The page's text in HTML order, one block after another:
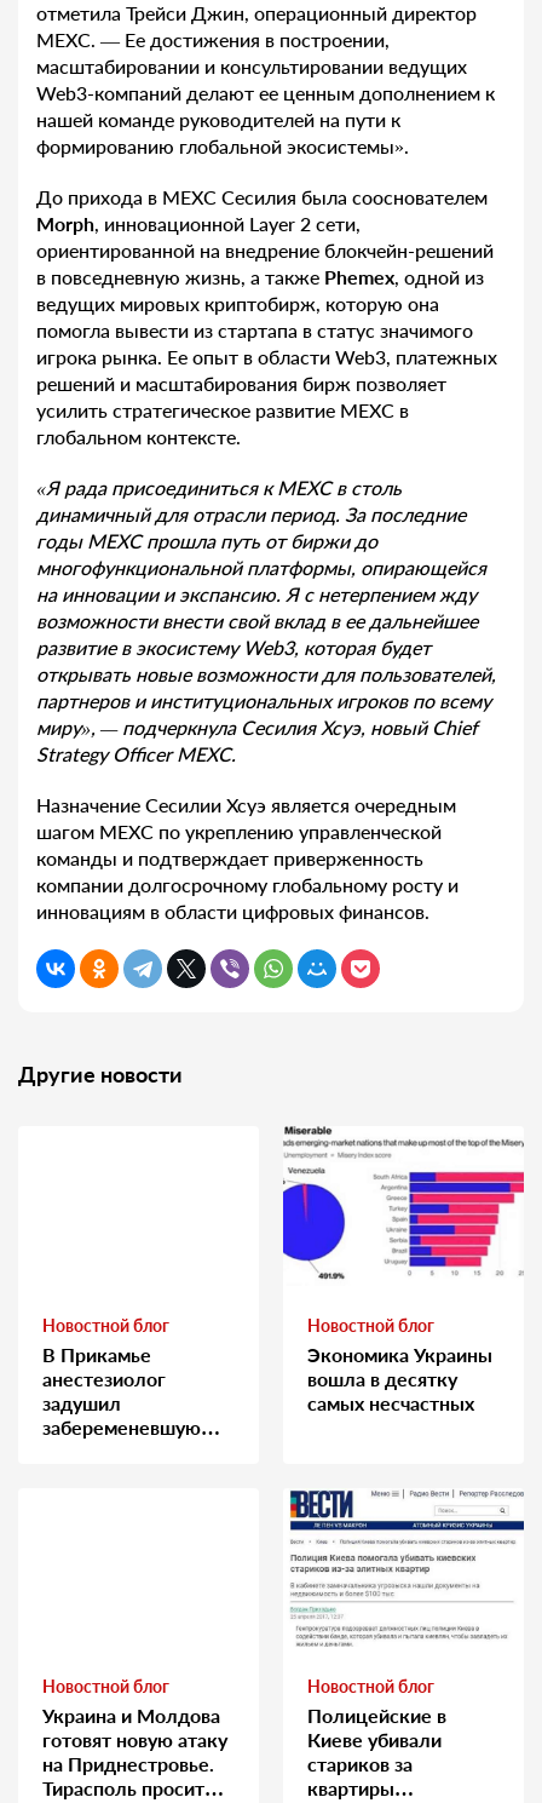
отметила Трейси Джин, операционный директор
MEXC. — Ее достижения в построении,
масштабировании и консультировании ведущих
Web3-компаний делают ее ценным дополнением к
нашей команде руководителей на пути к
формированию глобальной экосистемы».
До прихода в MEXC Сесилия была сооснователем
Morph, инновационной Layer 2 сети,
ориентированной на внедрение блокчейн-решений
в повседневную жизнь, а также Phemex, одной из
ведущих мировых криптобирж, которую она
помогла вывести из стартапа в статус значимого
игрока рынка. Ее опыт в области Web3, платежных
решений и масштабирования бирж позволяет
усилить стратегическое развитие MEXC в
глобальном контексте.
«Я рада присоединиться кMEXCв столь
динамичный для отрасли период. За последние
годы MEXCпрошла путь от биржи до
многофункциональной платформы, опирающейся
на инновации и экспансию. Я с нетерпением жду
возможности внести свой вклад в ее дальнейшее
развитие в экосистему Web3, которая будет
открывать новые возможности для пользователей,
партнеров и институциональных игроков по всему
миру», — подчеркнула Сесилия Хсуэ, новый Chief
Strategy Officer MEXC.
Назначение Сесилии Хсуэ является очередным
шагом MEXC по укреплению управленческой
команды и подтверждает приверженность
компании долгосрочному глобальному росту и
инновациям в области цифровых финансов.
Другие новости
Новостной блог
В Прикамье
анестезиолог
задушил
забеременевшую
Новостной блог
Экономика Украины
вошла в десятку
самых несчастных
Новостной блог
Украина и Молдова
готовят новую атаку
на Приднестровье.
Тирасполь просит
Новостной блог
Полицейские в
Киеве убивали
стариков за
квартиры…